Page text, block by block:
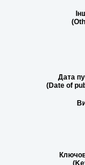
Дата
(Date of